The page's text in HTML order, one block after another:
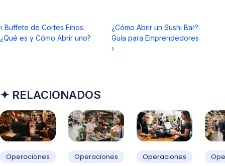
‹ Buffete de Cortes Finos:
¿Qué es y Cómo Abrir uno?
¿Cómo Abrir un Sushi Bar?:
Guía para Emprendedores
›
✦ RELACIONADOS
Operaciones Operaciones Operaciones